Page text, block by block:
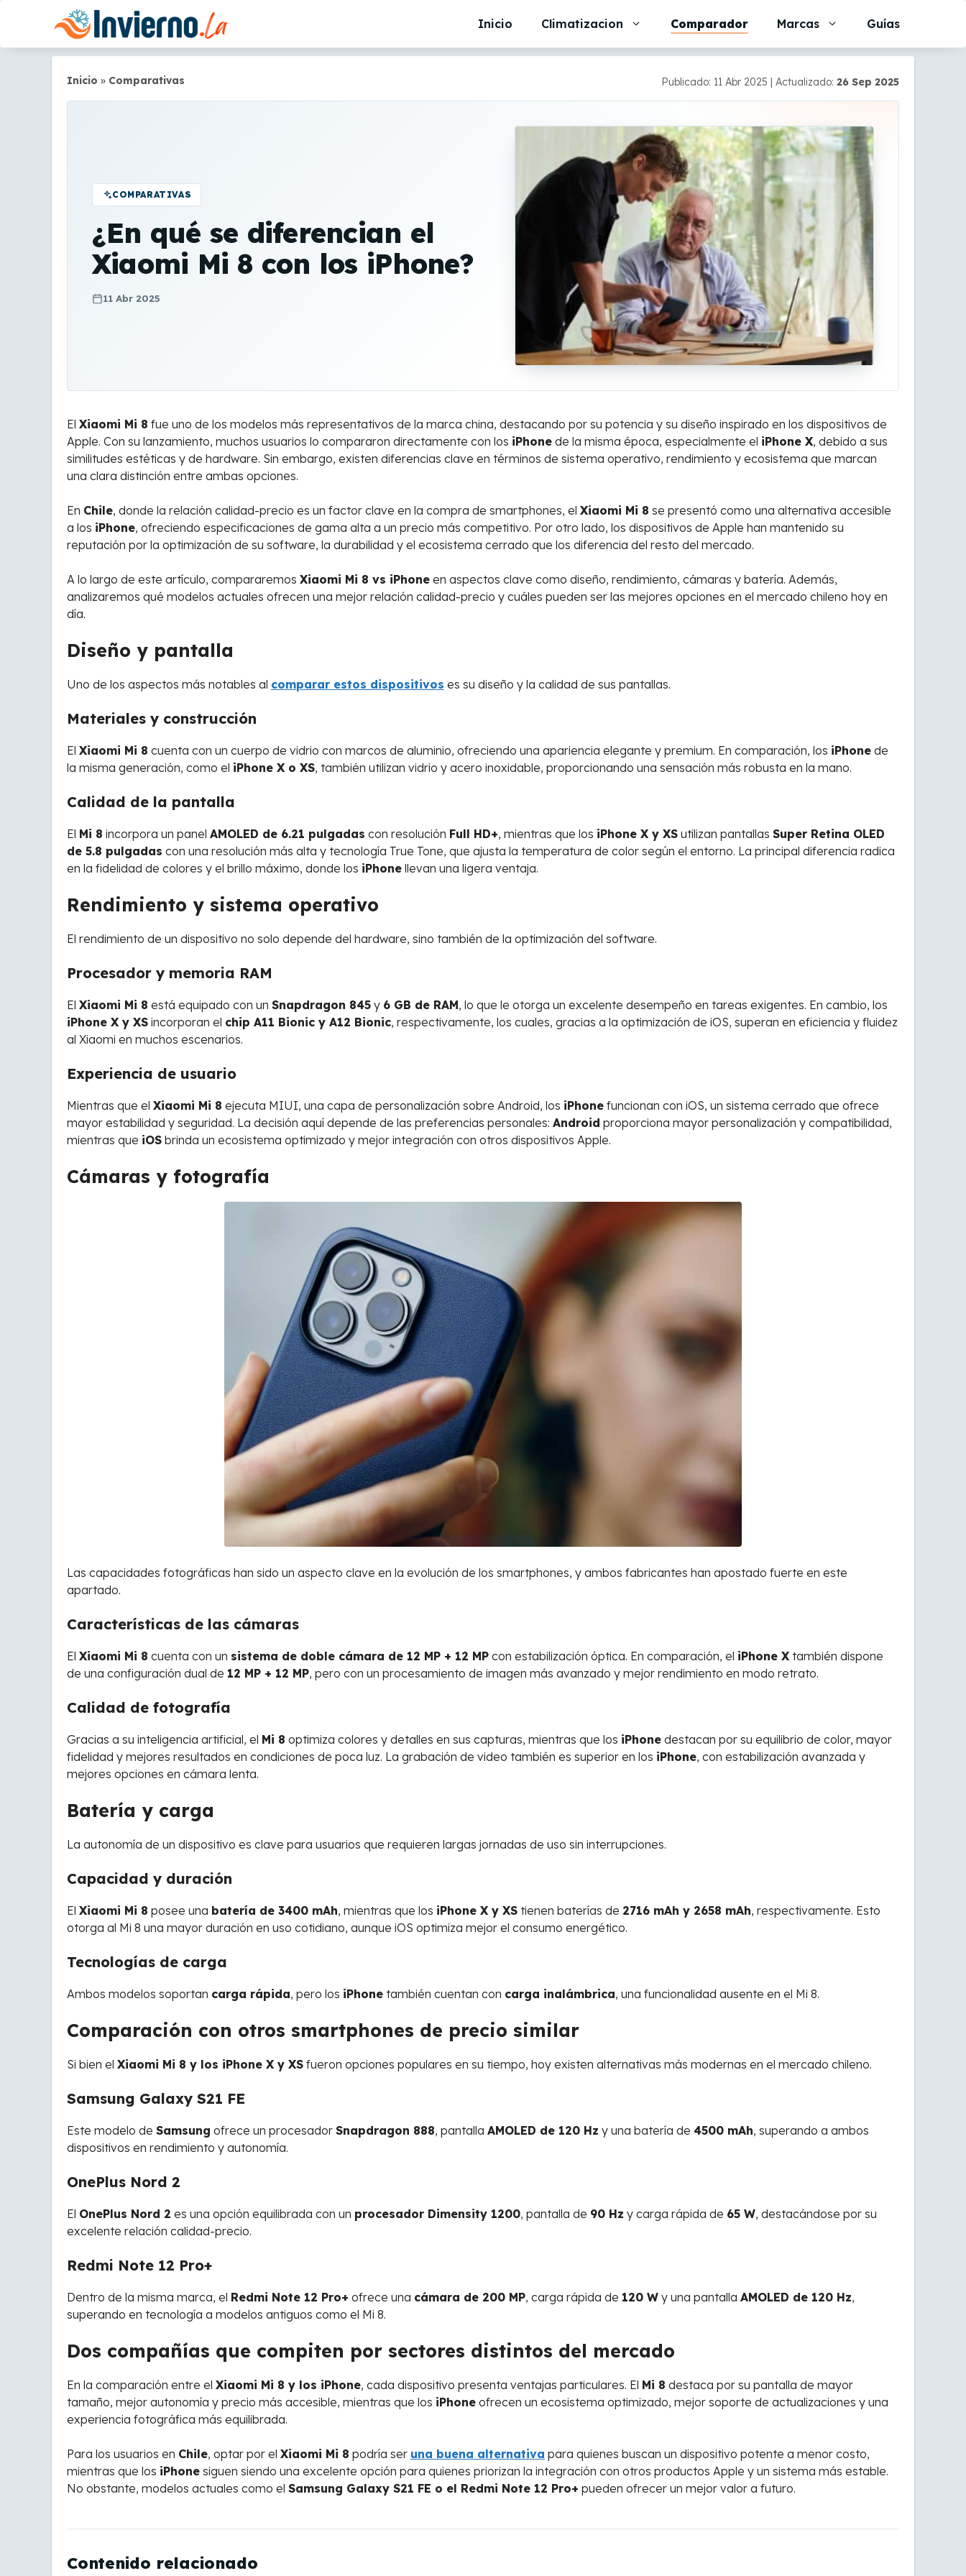
Inicio Climatizacion Comparador Marcas Guías
Inicio » Comparativas Publicado: 11 Abr 2025 | Actualizado: 26 Sep 2025
COMPARATIVAS
¿En qué se diferencian el
Xiaomi Mi 8 con los iPhone?
11 Abr 2025
El Xiaomi Mi 8 fue uno de los modelos más representativos de la marca china, destacando por su potencia y su diseño inspirado en los dispositivos de
Apple. Con su lanzamiento, muchos usuarios lo compararon directamente con los iPhone de la misma época, especialmente el iPhone X, debido a sus
similitudes estéticas y de hardware. Sin embargo, existen diferencias clave en términos de sistema operativo, rendimiento y ecosistema que marcan
una clara distinción entre ambas opciones.
En Chile, donde la relación calidad-precio es un factor clave en la compra de smartphones, el Xiaomi Mi 8 se presentó como una alternativa accesible
a los iPhone, ofreciendo especificaciones de gama alta a un precio más competitivo. Por otro lado, los dispositivos de Apple han mantenido su
reputación por la optimización de su software, la durabilidad y el ecosistema cerrado que los diferencia del resto del mercado.
A lo largo de este artículo, compararemos Xiaomi Mi 8 vs iPhone en aspectos clave como diseño, rendimiento, cámaras y batería. Además,
analizaremos qué modelos actuales ofrecen una mejor relación calidad-precio y cuáles pueden ser las mejores opciones en el mercado chileno hoy en
día.
Diseño y pantalla
Uno de los aspectos más notables al comparar estos dispositivos es su diseño y la calidad de sus pantallas.
Materiales y construcción
El Xiaomi Mi 8 cuenta con un cuerpo de vidrio con marcos de aluminio, ofreciendo una apariencia elegante y premium. En comparación, los iPhone de
la misma generación, como el iPhone X o XS, también utilizan vidrio y acero inoxidable, proporcionando una sensación más robusta en la mano.
Calidad de la pantalla
El Mi 8 incorpora un panel AMOLED de 6.21 pulgadas con resolución Full HD+, mientras que los iPhone X y XS utilizan pantallas Super Retina OLED
de 5.8 pulgadas con una resolución más alta y tecnología True Tone, que ajusta la temperatura de color según el entorno. La principal diferencia radica
en la fidelidad de colores y el brillo máximo, donde los iPhone llevan una ligera ventaja.
Rendimiento y sistema operativo
El rendimiento de un dispositivo no solo depende del hardware, sino también de la optimización del software.
Procesador y memoria RAM
El Xiaomi Mi 8 está equipado con un Snapdragon 845 y 6 GB de RAM, lo que le otorga un excelente desempeño en tareas exigentes. En cambio, los
iPhone X y XS incorporan el chip A11 Bionic y A12 Bionic, respectivamente, los cuales, gracias a la optimización de iOS, superan en eficiencia y fluidez
al Xiaomi en muchos escenarios.
Experiencia de usuario
Mientras que el Xiaomi Mi 8 ejecuta MIUI, una capa de personalización sobre Android, los iPhone funcionan con iOS, un sistema cerrado que ofrece
mayor estabilidad y seguridad. La decisión aquí depende de las preferencias personales: Android proporciona mayor personalización y compatibilidad,
mientras que iOS brinda un ecosistema optimizado y mejor integración con otros dispositivos Apple.
Cámaras y fotografía
Las capacidades fotográficas han sido un aspecto clave en la evolución de los smartphones, y ambos fabricantes han apostado fuerte en este
apartado.
Características de las cámaras
El Xiaomi Mi 8 cuenta con un sistema de doble cámara de 12 MP + 12 MP con estabilización óptica. En comparación, el iPhone X también dispone
de una configuración dual de 12 MP + 12 MP, pero con un procesamiento de imagen más avanzado y mejor rendimiento en modo retrato.
Calidad de fotografía
Gracias a su inteligencia artificial, el Mi 8 optimiza colores y detalles en sus capturas, mientras que los iPhone destacan por su equilibrio de color, mayor
fidelidad y mejores resultados en condiciones de poca luz. La grabación de video también es superior en los iPhone, con estabilización avanzada y
mejores opciones en cámara lenta.
Batería y carga
La autonomía de un dispositivo es clave para usuarios que requieren largas jornadas de uso sin interrupciones.
Capacidad y duración
El Xiaomi Mi 8 posee una batería de 3400 mAh, mientras que los iPhone X y XS tienen baterías de 2716 mAh y 2658 mAh, respectivamente. Esto
otorga al Mi 8 una mayor duración en uso cotidiano, aunque iOS optimiza mejor el consumo energético.
Tecnologías de carga
Ambos modelos soportan carga rápida, pero los iPhone también cuentan con carga inalámbrica, una funcionalidad ausente en el Mi 8.
Comparación con otros smartphones de precio similar
Si bien el Xiaomi Mi 8 y los iPhone X y XS fueron opciones populares en su tiempo, hoy existen alternativas más modernas en el mercado chileno.
Samsung Galaxy S21 FE
Este modelo de Samsung ofrece un procesador Snapdragon 888, pantalla AMOLED de 120 Hz y una batería de 4500 mAh, superando a ambos
dispositivos en rendimiento y autonomía.
OnePlus Nord 2
El OnePlus Nord 2 es una opción equilibrada con un procesador Dimensity 1200, pantalla de 90 Hz y carga rápida de 65 W, destacándose por su
excelente relación calidad-precio.
Redmi Note 12 Pro+
Dentro de la misma marca, el Redmi Note 12 Pro+ ofrece una cámara de 200 MP, carga rápida de 120 W y una pantalla AMOLED de 120 Hz,
superando en tecnología a modelos antiguos como el Mi 8.
Dos compañías que compiten por sectores distintos del mercado
En la comparación entre el Xiaomi Mi 8 y los iPhone, cada dispositivo presenta ventajas particulares. El Mi 8 destaca por su pantalla de mayor
tamaño, mejor autonomía y precio más accesible, mientras que los iPhone ofrecen un ecosistema optimizado, mejor soporte de actualizaciones y una
experiencia fotográfica más equilibrada.
Para los usuarios en Chile, optar por el Xiaomi Mi 8 podría ser una buena alternativa para quienes buscan un dispositivo potente a menor costo,
mientras que los iPhone siguen siendo una excelente opción para quienes priorizan la integración con otros productos Apple y un sistema más estable.
No obstante, modelos actuales como el Samsung Galaxy S21 FE o el Redmi Note 12 Pro+ pueden ofrecer un mejor valor a futuro.
Contenido relacionado